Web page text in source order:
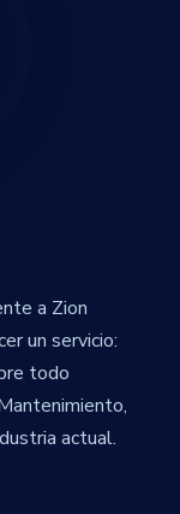
a Zion
un servicio:
todo
actual.